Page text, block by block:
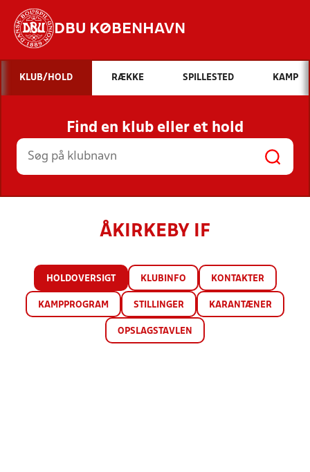
DBU KØBENHAVN
Hvad vil du søge efter?
INDHOLD OG NYHEDER
STILLINGER, RESULTATER, KLUBBER OG
HOLD
KLUB/HOLD RÆKKE SPILLESTED KAMP
Find en klub eller et hold
ÅKIRKEBY IF
HOLDOVERSIGT KLUBINFO KONTAKTER
KAMPPROGRAM STILLINGER KARANTÆNER
OPSLAGSTAVLEN